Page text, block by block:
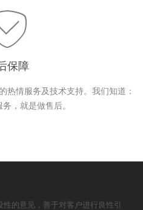
保障
热情服务及技术支持。我们知道：
，就是做售后。
的意见，善于对客户进行良性引